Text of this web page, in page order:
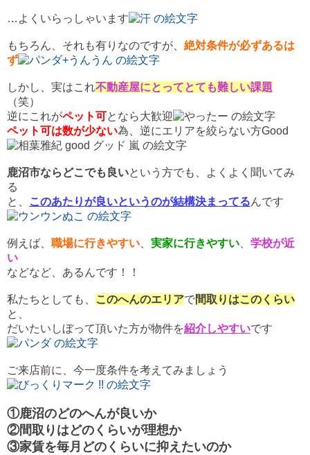
…よくいらっしゃいます
もちろん、それも有りなのですが、 絶対条件が必ずあるは
ず
しかし、実はこれ不動産屋にとってとても難しい課題
（笑）
逆にこれがペット可となら大歓迎
ペット可は数が少ない為、逆にエリアを絞らない方Good
鹿沼市ならどこでも良いという方でも、よくよく聞いてみ
る
と、
このあたりが良いというのが結構決まってるんです
例えば、 職場に行きやすい 実家に行きやすい
学校が近
い
などなど、あるんです！！
私たちとしても、 このへんのエリアで間取りはこのくらい
と、
だいたいしぼって頂いた方が物件を紹介しやすいです
ご来店前に、今一度条件を考えてみましょう
①鹿沼のどのへんが良いか
②間取りはどのくらいが理想か
③家賃を毎月どのくらいに抑えたいのか